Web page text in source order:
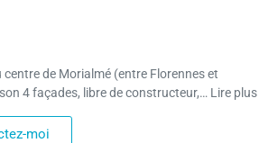
de Morialmé (entre Florennes et
4 façades, libre de constructeur,… Lire plus
moi